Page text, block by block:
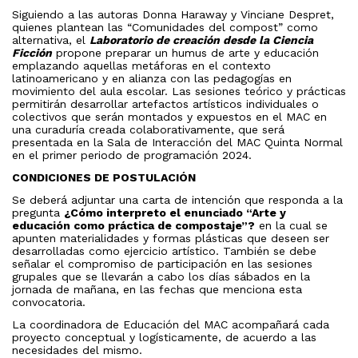
Siguiendo a las autoras Donna Haraway y Vinciane Despret,
quienes plantean las “Comunidades del compost” como
alternativa, el Laboratorio de creación desde la Ciencia
Ficciónpropone preparar un humus de arte y educación
emplazando aquellas metáforas en el contexto
latinoamericano y en alianza con las pedagogías en
movimiento del aula escolar. Las sesiones teórico y prácticas
permitirán desarrollar artefactos artísticos individuales o
colectivos que serán montados y expuestos en el MAC en
una curaduría creada colaborativamente, que será
presentada en la Sala de Interacción del MAC Quinta Normal
en el primer periodo de programación 2024.
CONDICIONES DE POSTULACIÓN
Se deberá adjuntar una carta de intención que responda a la
pregunta ¿Cómo interpreto el enunciado “Arte y
educación como práctica de compostaje”? en la cual se
apunten materialidades y formas plásticas que deseen ser
desarrolladas como ejercicio artístico. También se debe
señalar el compromiso de participación en las sesiones
grupales que se llevarán a cabo los días sábados en la
jornada de mañana, en las fechas que menciona esta
convocatoria.
La coordinadora de Educación del MAC acompañará cada
proyecto conceptual y logísticamente, de acuerdo a las
necesidades del mismo.